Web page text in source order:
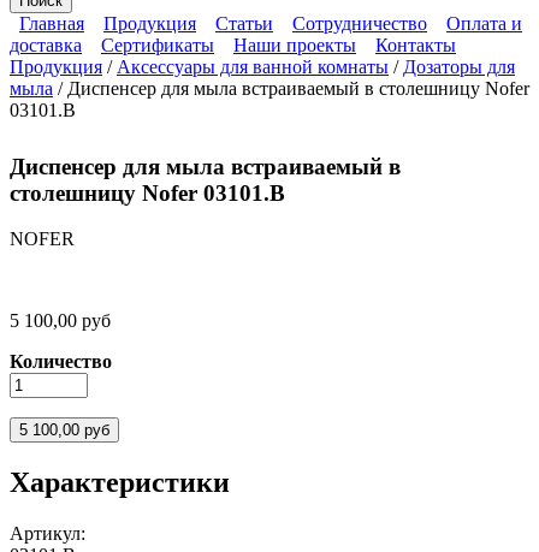
Главное меню
Главная Продукция Статьи Сотрудничество
Оплата и
доставка
Сертификаты Наши проекты Контакты
Вы здесь
Продукция / Аксессуары для ванной комнаты / Дозаторы для
мыла / Диспенсер для мыла встраиваемый в столешницу Nofer
03101.B
Диспенсер для мыла встраиваемый в
столешницу Nofer 03101.B
NOFER
5 100,00 руб
Количество
Характеристики
Артикул: